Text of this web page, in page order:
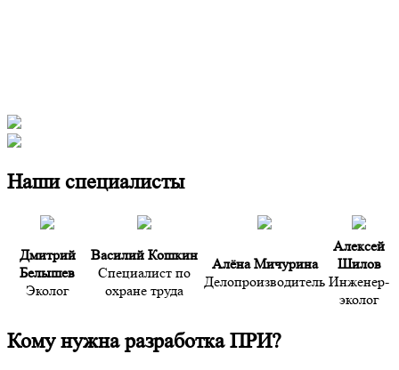
Наши специалисты
Дмитрий
Белышев
Эколог
Василий Кошкин
Специалист по
охране труда
Алёна Мичурина
Делопроизводитель
Алексей
Шилов
Инженер-
эколог
Кому нужна разработка ПРИ?